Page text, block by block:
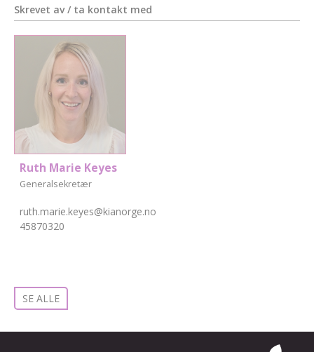
Skrevet av / ta kontakt med
Ruth Marie Keyes
Generalsekretær
ruth.marie.keyes@kianorge.no
45870320
SE ALLE